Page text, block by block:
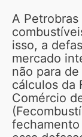
A
isso, a
mercado
não para
cálculos da
Comércio